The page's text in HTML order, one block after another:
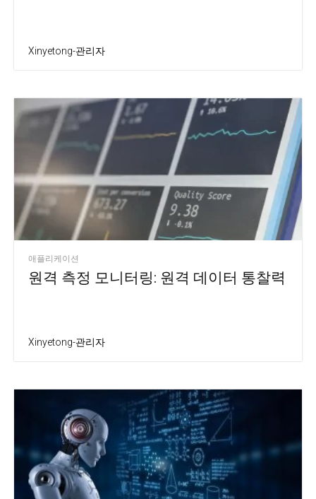
Xinyetong-관리자
애플리케이션
원격 측정 모니터링: 원격 데이터 통찰력
Xinyetong-관리자